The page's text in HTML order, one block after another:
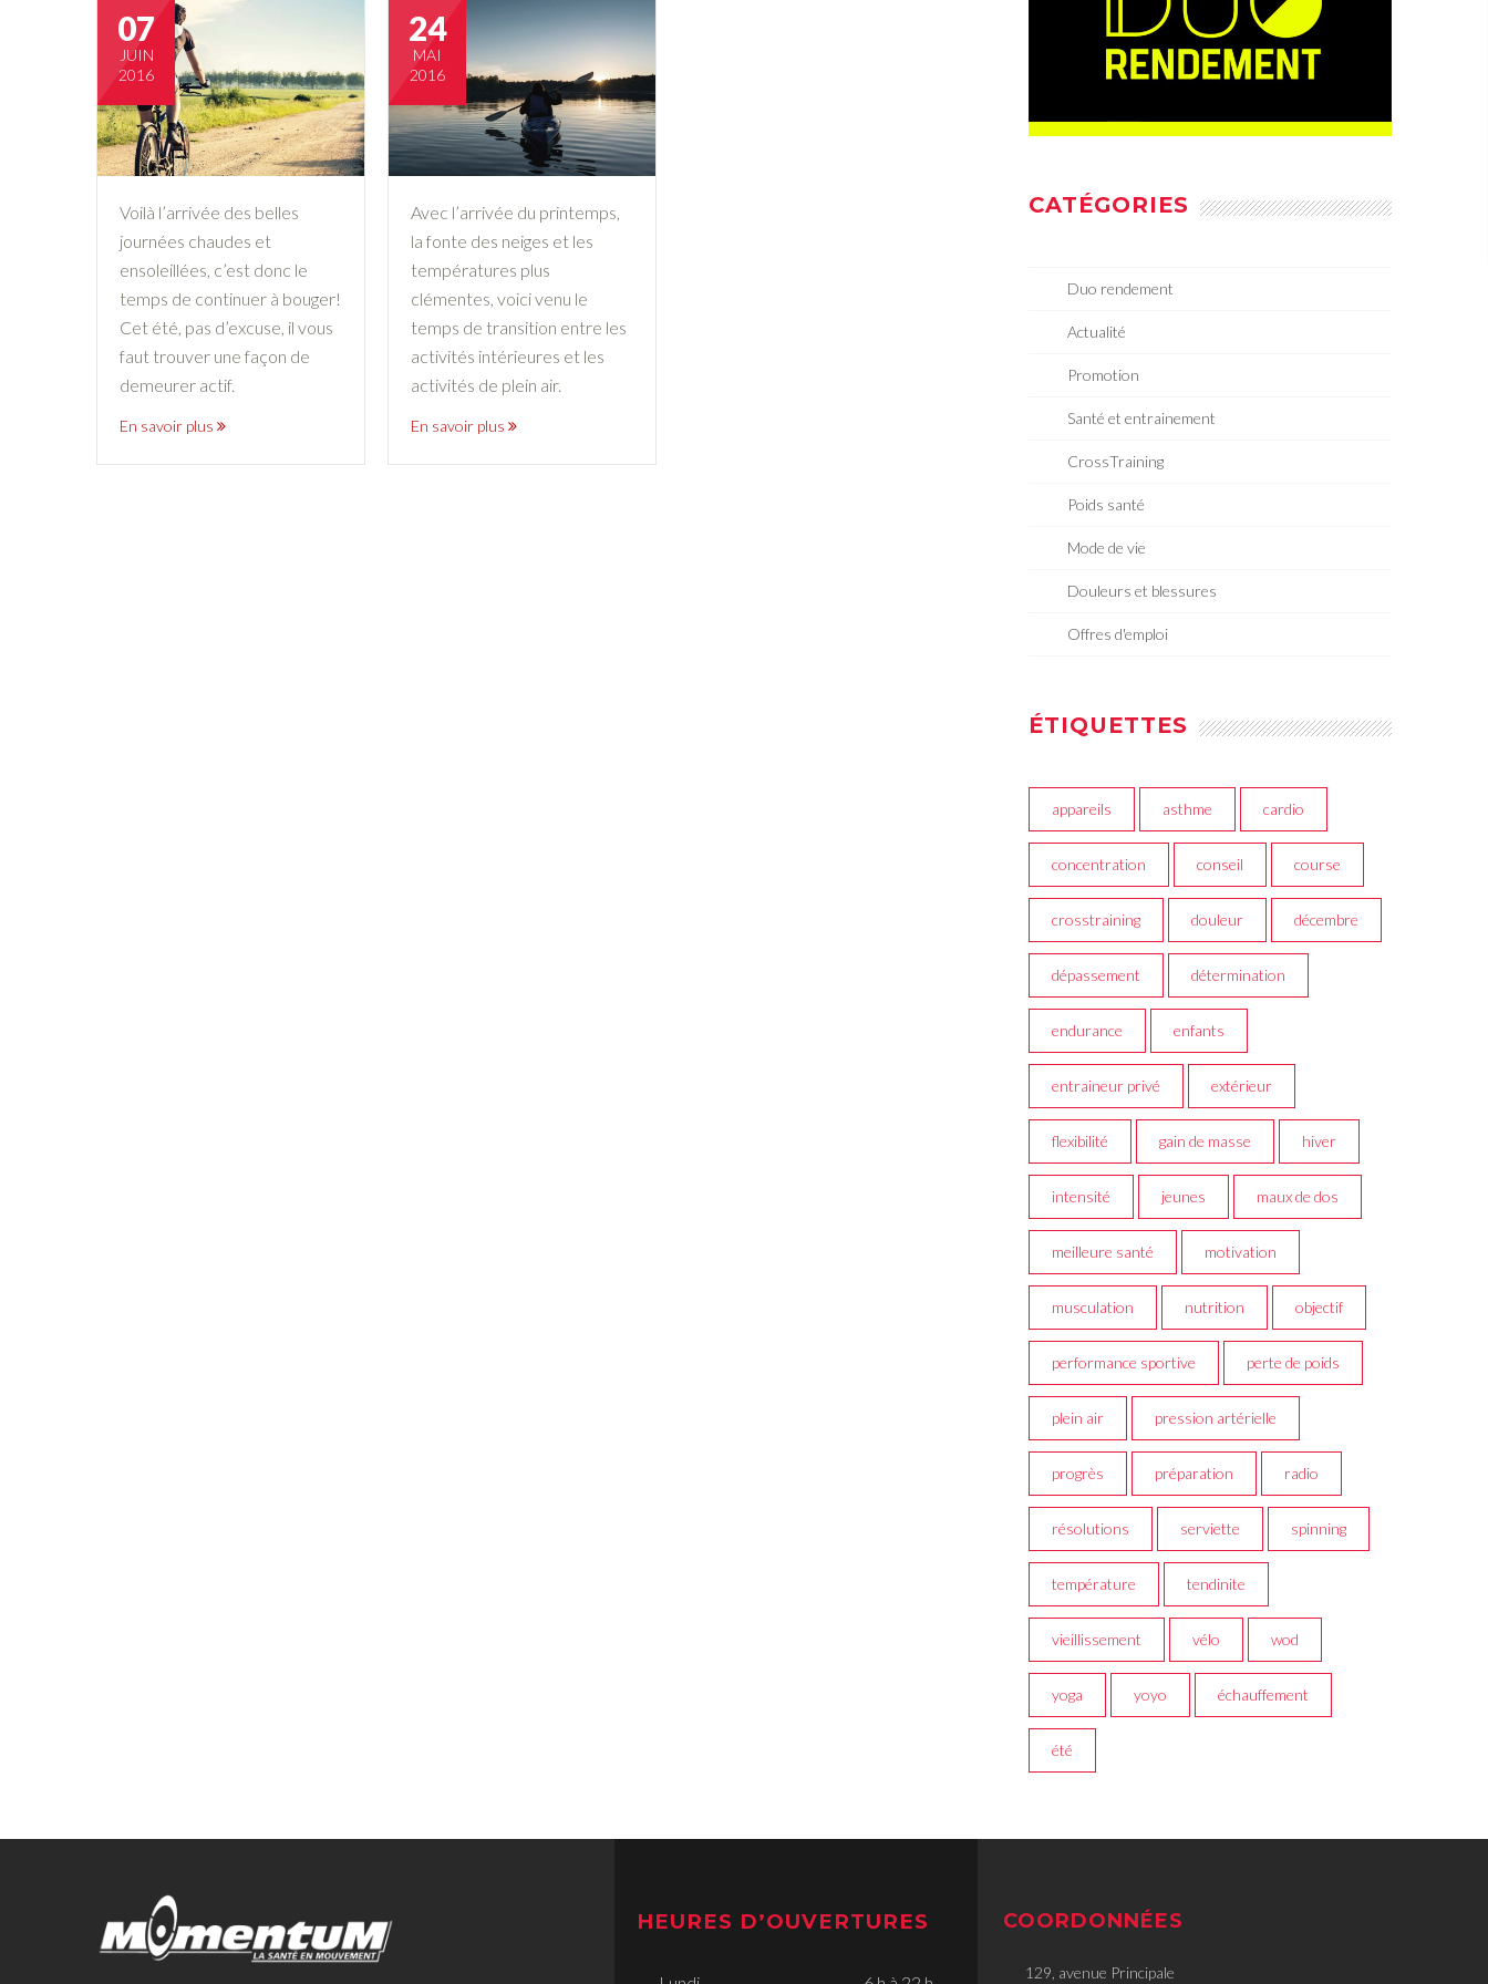
07
JUIN
2016
Voilà l’arrivée des belles
journées chaudes et
ensoleillées, c’est donc le
temps de continuer à bouger!
Cet été, pas d’excuse, il vous
faut trouver une façon de
demeurer actif.
En savoir plus
24
MAI
2016
Avec l’arrivée du printemps,
la fonte des neiges et les
températures plus
clémentes, voici venu le
temps de transition entre les
activités intérieures et les
activités de plein air.
En savoir plus
CATÉGORIES
Duo rendement
Actualité
Promotion
Santé et entrainement
CrossTraining
Poids santé
Mode de vie
Douleurs et blessures
Offres d'emploi
ÉTIQUETTES
appareils asthme cardio
concentration conseil course
crosstraining douleur décembre
dépassement détermination
endurance enfants
entraineur privé extérieur
flexibilité gain de masse hiver
intensité jeunes maux de dos
meilleure santé motivation
musculation nutrition objectif
performance sportive perte de poids
plein air pression artérielle
progrès préparation radio
résolutions serviette spinning
température tendinite
vieillissement vélo wod
yoga yoyo échauffement
été
HEURES D’OUVERTURES COORDONNÉES
129, avenue Principale